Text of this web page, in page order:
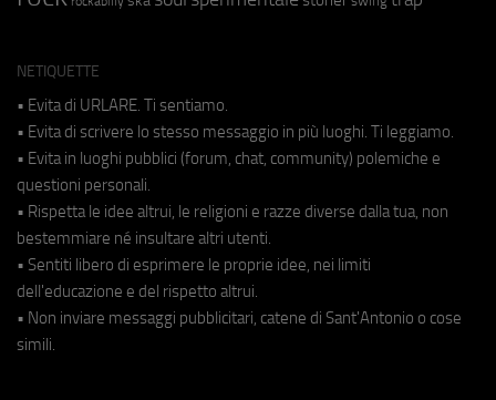
NETIQUETTE
• Evita di URLARE. Ti sentiamo.
• Evita di scrivere lo stesso messaggio in più luoghi. Ti leggiamo.
• Evita in luoghi pubblici (forum, chat, community) polemiche e
questioni personali.
• Rispetta le idee altrui, le religioni e razze diverse dalla tua, non
bestemmiare né insultare altri utenti.
• Sentiti libero di esprimere le proprie idee, nei limiti
dell'educazione e del rispetto altrui.
• Non inviare messaggi pubblicitari, catene di Sant'Antonio o cose
simili.